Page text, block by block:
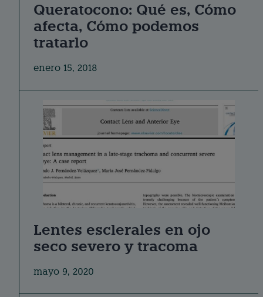
Queratocono: Qué es, Cómo
afecta, Cómo podemos
tratarlo
enero 15, 2018
Lentes esclerales en ojo
seco severo y tracoma
mayo 9, 2020